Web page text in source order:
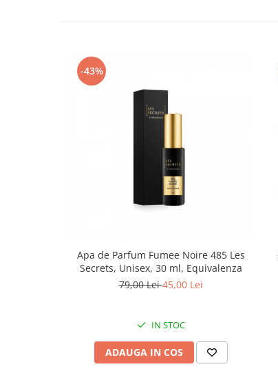
-43%
Apa de Parfum Fumee Noire 485 Les
Secrets, Unisex, 30 ml, Equivalenza
79,00 Lei45,00 Lei
IN STOC
ADAUGA IN COS